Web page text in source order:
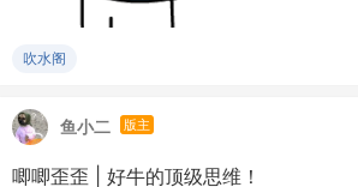
吹水阁
鱼小二 版主
唧唧歪歪 | 好牛的顶级思维！